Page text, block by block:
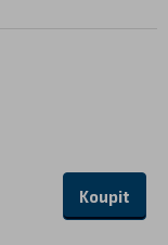
Koupit